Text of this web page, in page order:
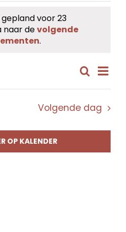
voor 23
naar devolgende
.
en
Zoeken
Dag
Volgende dag
OP KALENDER